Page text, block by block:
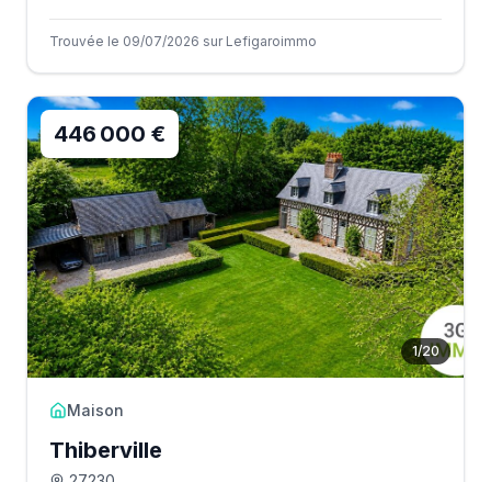
Trouvée le 09/07/2026 sur Lefigaroimmo
1/20
446 000 €
Maison
Thiberville